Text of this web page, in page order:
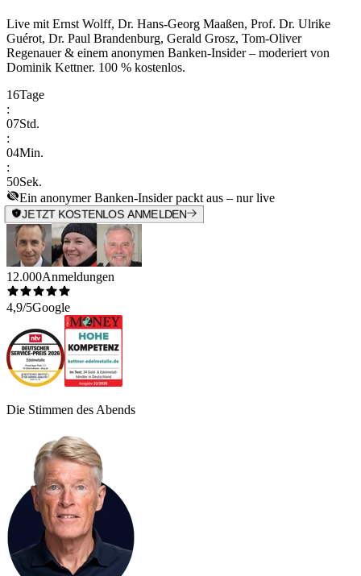
Live mit Ernst Wolff, Dr. Hans-Georg Maaßen, Prof. Dr. Ulrike
Guérot, Dr. Paul Brandenburg, Gerald Grosz, Tom-Oliver
Regenauer & einem anonymen Banken-Insider– moderiert von
Dominik Kettner. 100 % kostenlos.
16Tage
:
07Std.
:
04Min.
:
50Sek.
Ein anonymer Banken-Insider packt aus – nur live
JETZT KOSTENLOS ANMELDEN
12.000Anmeldungen
4,9/5Google
Die Stimmen des Abends